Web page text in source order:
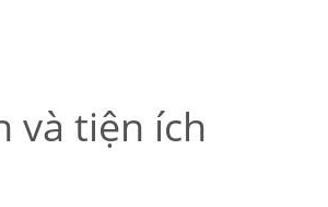
và tiện ích